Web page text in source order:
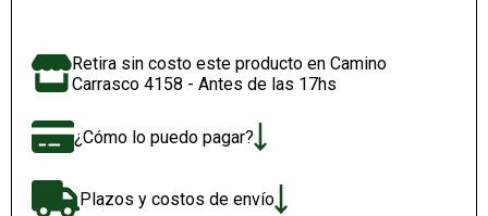
Retira sin costo este producto en Camino
Carrasco 4158 - Antes de las 17hs
¿Cómo lo puedo pagar?
Plazos y costos de envío